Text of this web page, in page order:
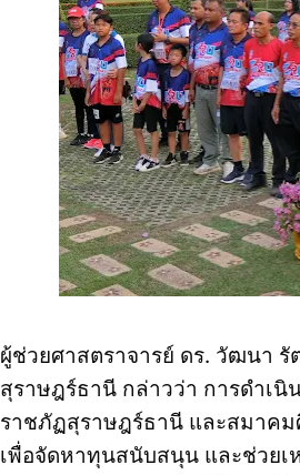
ผู้ช่วยศาสตราจารย์ ดร. วัฒนา
สุราษฎร์ธานี กล่าวว่า การดำเ
ราชภัฏสุราษฎร์ธานี และสมาค
เพื่อจัดหาทุนสนับสนุน และช่วย